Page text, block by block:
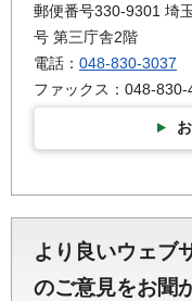
郵便番号330-9301 埼
号 第三庁舎2階
電話： 048-830-3037
ファックス：048-830-
より良いウェブ
のご意見をお聞